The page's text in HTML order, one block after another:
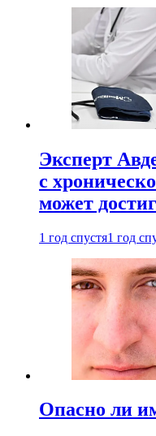
Эксперт
с
может
1 год спустя1 год
Опасно ли